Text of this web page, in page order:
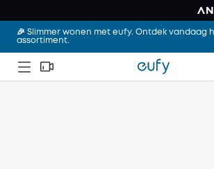
🎉 Slimmer wonen met eufy. Ontdek vandaag
assortiment.